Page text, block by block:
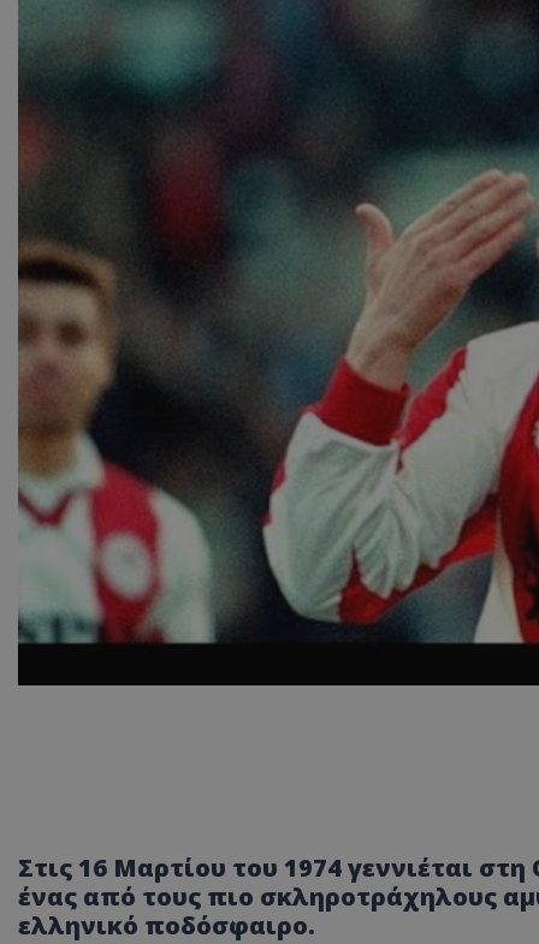
Στις 16 Μαρτίου του 1974 γεννιέται
ένας από τους πιο σκληροτράχηλους
ελληνικό ποδόσφαιρο.